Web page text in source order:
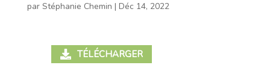
par Stéphanie Chemin | Déc 14, 2022
TÉLÉCHARGER